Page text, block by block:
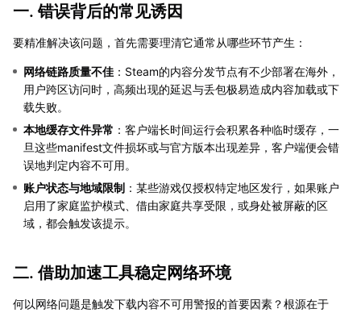
一. 错误背后的常见诱因
要精准解决该问题，首先需要理清它通常从哪些环节产生：
网络链路质量不佳 ：Steam的内容分发节点有不少部署在海外，
用户跨区访问时，高频出现的延迟与丢包极易造成内容加载或下
载失败。
本地缓存文件异常 ：客户端长时间运行会积累各种临时缓存，一
旦这些manifest文件损坏或与官方版本出现差异，客户端便会错
误地判定内容不可用。
账户状态与地域限制 ：某些游戏仅授权特定地区发行，如果账户
启用了家庭监护模式、借由家庭共享受限，或身处被屏蔽的区
域，都会触发该提示。
二. 借助加速工具稳定网络环境
何以网络问题是触发下载内容不可用警报的首要因素？根源在于